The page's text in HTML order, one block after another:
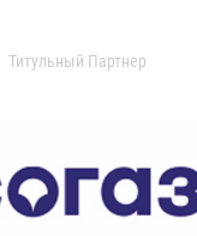
Титульный Партнер